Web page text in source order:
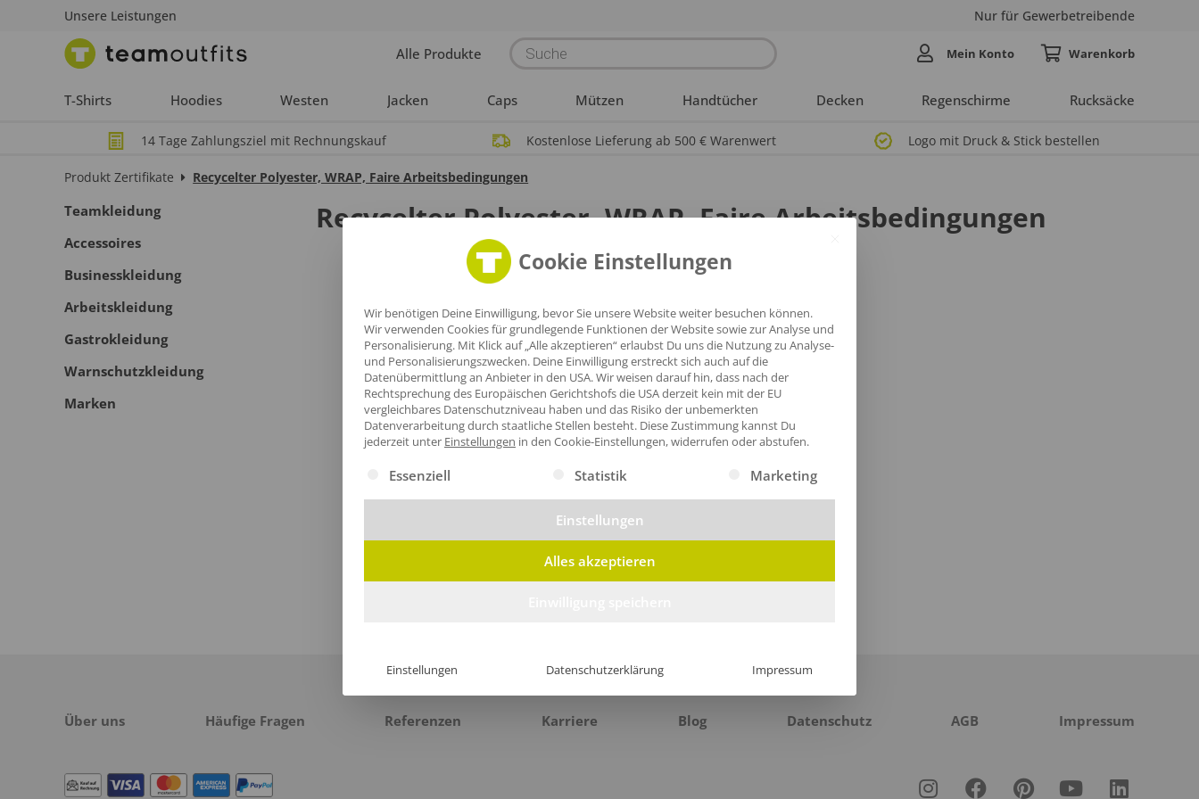
Unsere Leistungen Nur für Gewerbetreibende
Alle Produkte Products
search
T-Shirts Hoodies Westen Jacken Caps Mützen Handtücher Decken Regenschirme Rucksäcke
Mein Konto
14 Tage Zahlungsziel mit Rechnungskauf Kostenlose Lieferung ab 500 € Warenwert Logo mit Druck & Stick bestellen
Produkt Zertifikate Recycelter Polyester, WRAP, Faire Arbeitsbedingungen
Teamkleidung
Accessoires
Businesskleidung
Arbeitskleidung
Gastrokleidung
Warnschutzkleidung
Marken
Recycelter Polyester, WRAP, Faire Arbeitsbedingungen
Über uns Häufige Fragen Referenzen Karriere Blog Datenschutz AGB Impressum
Cookie Einstellungen
Wir benötigen Deine Einwilligung, bevor Sie unsere Website weiter besuchen können.
Wir verwenden Cookies für grundlegende Funktionen der Website sowie zur Analyse und
Personalisierung. Mit Klick auf „Alle akzeptieren“ erlaubst Du uns die Nutzung zu Analyse-
und Personalisierungszwecken. Deine Einwilligung erstreckt sich auch auf die
Datenübermittlung an Anbieter in den USA. Wir weisen darauf hin, dass nach der
Rechtsprechung des Europäischen Gerichtshofs die USA derzeit kein mit der EU
vergleichbares Datenschutzniveau haben und das Risiko der unbemerkten
Datenverarbeitung durch staatliche Stellen besteht. Diese Zustimmung kannst Du
jederzeit unter Einstellungen in den Cookie-Einstellungen, widerrufen oder abstufen.
Es folgt eine Liste der Service-Gruppen, für die eine Einwilligung erteilt werden kann. Die erste Service-Gruppe ist essenziell und kann
Essenziell Statistik Marketing
Einstellungen
Alles akzeptieren
Einstellungen Datenschutzerklärung Impressum